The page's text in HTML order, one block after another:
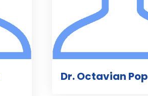
Dr. Octavian Pop